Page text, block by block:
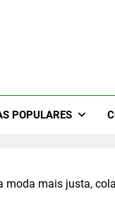
2026 – Feiras De
POPULARES
mais justa,